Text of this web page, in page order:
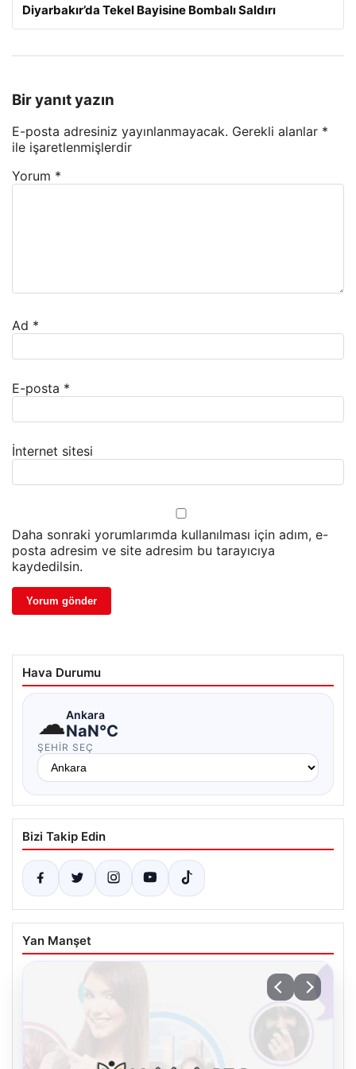
Diyarbakır’da Tekel Bayisine Bombalı Saldırı
Bir yanıt yazın
E-posta adresiniz yayınlanmayacak. Gerekli alanlar *
ile işaretlenmişlerdir
Yorum *
Ad *
E-posta *
İnternet sitesi
Daha sonraki yorumlarımda kullanılması için adım, e-
posta adresim ve site adresim bu tarayıcıya
kaydedilsin.
Hava Durumu
☁Ankara
NaN°C
ŞEHIR SEÇ
Bizi Takip Edin
Yan Manşet